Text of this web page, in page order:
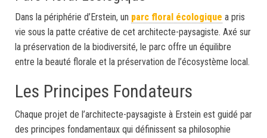
Dans la périphérie d’Erstein, un parc floral écologique a pris
vie sous la patte créative de cet architecte-paysagiste. Axé sur
la préservation de la biodiversité, le parc offre un équilibre
entre la beauté florale et la préservation de l’écosystème local.
Les Principes Fondateurs
Chaque projet de l’architecte-paysagiste à Erstein est guidé par
des principes fondamentaux qui définissent sa philosophie